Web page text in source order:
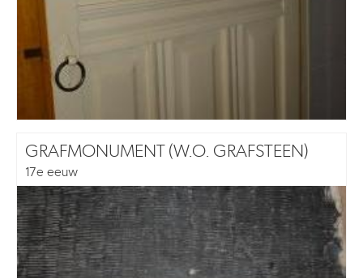
GRAFMONUMENT (W.O. GRAFSTEEN)
17e eeuw